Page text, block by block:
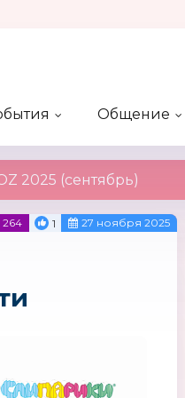
Общение
2025 (сентябрь)
264 1 27 ноября 2025